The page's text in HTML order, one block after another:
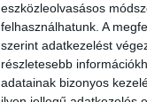
eszközleolvasásos
felhasználhatunk. A
szerint adatkezelést
részletesebb
adatainak bizonyos